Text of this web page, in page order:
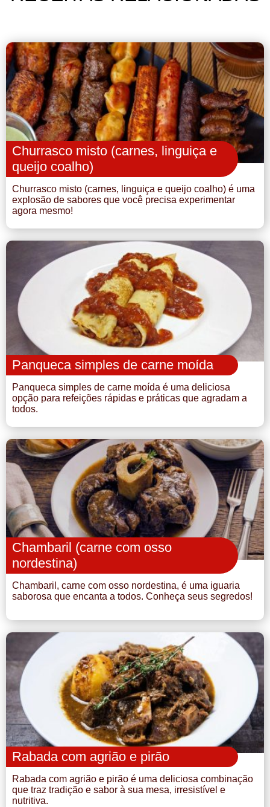
Churrasco misto (carnes, linguiça e
queijo coalho)
Churrasco misto (carnes, linguiça e queijo coalho) é uma
explosão de sabores que você precisa experimentar
agora mesmo!
Panqueca simples de carne moída
Panqueca simples de carne moída é uma deliciosa
opção para refeições rápidas e práticas que agradam a
todos.
Chambaril (carne com osso
nordestina)
Chambaril, carne com osso nordestina, é uma iguaria
saborosa que encanta a todos. Conheça seus segredos!
Rabada com agrião e pirão
Rabada com agrião e pirão é uma deliciosa combinação
que traz tradição e sabor à sua mesa, irresistível e
nutritiva.